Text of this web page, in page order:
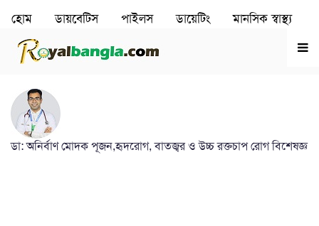
হোম ডায়বেটিস পাইলস ডায়েটিং মানসিক স্বাস্থ‌্য
রূপচর্চা হৃদরোগ
ডা: অনির্বাণ মোদক পূজন,হৃদরোগ, বাতজ্বর ও উচ্চ রক্তচাপ রোগ বিশেষজ্ঞ